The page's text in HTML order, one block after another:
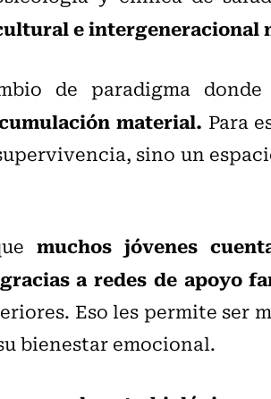
e intergeneracional
de paradigma donde
material. Para
sino un
muchos jóvenes
a redes de apoyo
Eso les permite ser
bienestar emocional.